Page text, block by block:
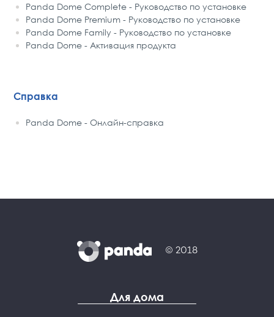
Panda Dome Complete - Руководство по установке
Panda Dome Premium - Руководство по установке
Panda Dome Family - Руководство по установке
Panda Dome - Активация продукта
Справка
Panda Dome - Онлайн-справка
© 2018
Для дома